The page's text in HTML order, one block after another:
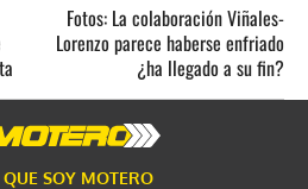
Fotos: La colaboración Viñales-
Lorenzo parece haberse enfriado
¿ha llegado a su fin?
QUE SOY MOTERO